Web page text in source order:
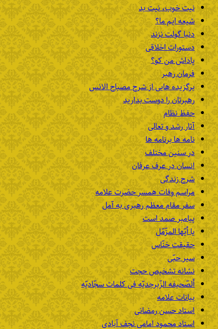
نیت خوب، نیت بد
شیعه ایم ما؟
دنیا گولت نزند
دستورات اخلاقی
پاداش من کو؟
فرمان رهبر
برگزیده هایی از شرح مصباح الانس
رهبرتان را دوست بدارید
حفظ نظام
آثار رشد و تعالی
نامه ها برنامه ها
در سنین مختلف
انسان در عرف عرفان
شرح زندگی
مراسم وفات همسر حضرت علامه
سفر مقام معظم رهبری به آمل
پیامبر صمد است
یا أیّها المزّمّل
حقیقت خنّاس
سیر حبّی
نشانه تشخیص حجت
ألصّحیفه الزّبرجدیّه فی کلمات سجّادیّه
بیانات علامه
استاد حسن رمضانی
استاد محمود امامی نجف آبادی